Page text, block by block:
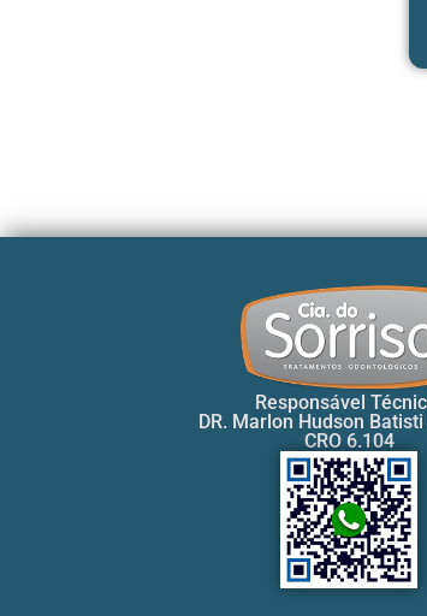
Responsável
DR. Marlon Hudson
CRO 6.104